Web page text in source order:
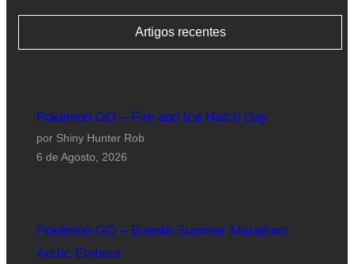
Artigos recentes
Pokémon GO – Fire and Ice Hatch Day
por Shiny Hunter Rob
6 de Agosto, 2026
Pokémon GO – Evento Summer Marathon:
Arctic Embers